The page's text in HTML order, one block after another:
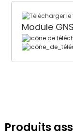
Module
Produits